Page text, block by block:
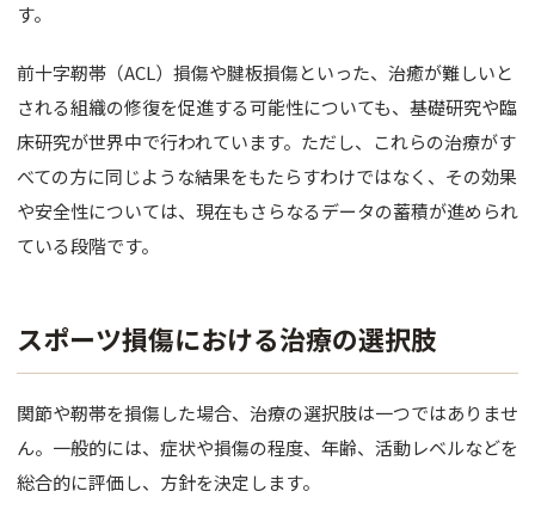
す。
前十字靭帯（ACL）損傷や腱板損傷といった、治癒が難しいと
される組織の修復を促進する可能性についても、基礎研究や臨
床研究が世界中で行われています。ただし、これらの治療がす
べての方に同じような結果をもたらすわけではなく、その効果
や安全性については、現在もさらなるデータの蓄積が進められ
ている段階です。
スポーツ損傷における治療の選択肢
関節や靭帯を損傷した場合、治療の選択肢は一つではありませ
ん。一般的には、症状や損傷の程度、年齢、活動レベルなどを
総合的に評価し、方針を決定します。